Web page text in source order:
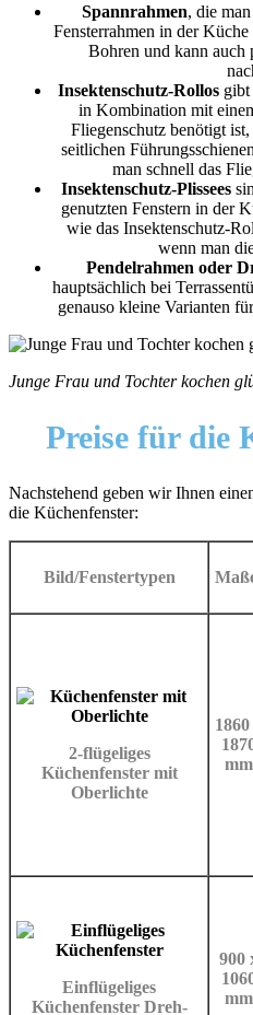
Spannrahmen, die
Fensterrahmen in der
Bohren und kann auch
Insektenschutz-Rollosgibt
in Kombination mit
Fliegenschutz benötigt
seitlichen
man schnell das
Insektenschutz-Plissees
genutzten Fenstern in der
wie das Insektenschutz-
wenn man
Pendelrahmen oder
hauptsächlich bei
genauso kleine Varianten
Junge Frau und Tochter kochen
Preisefür die
Nachstehend geben wir Ihnen
die Küchenfenster:
Bild/Fenstertypen
2-flügeliges
Küchenfenster mit
Oberlichte
mm
Einflügeliges
Küchenfenster Dreh-
900
mm